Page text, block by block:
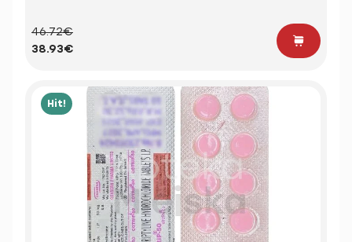
46.72€
38.93€
Hit!